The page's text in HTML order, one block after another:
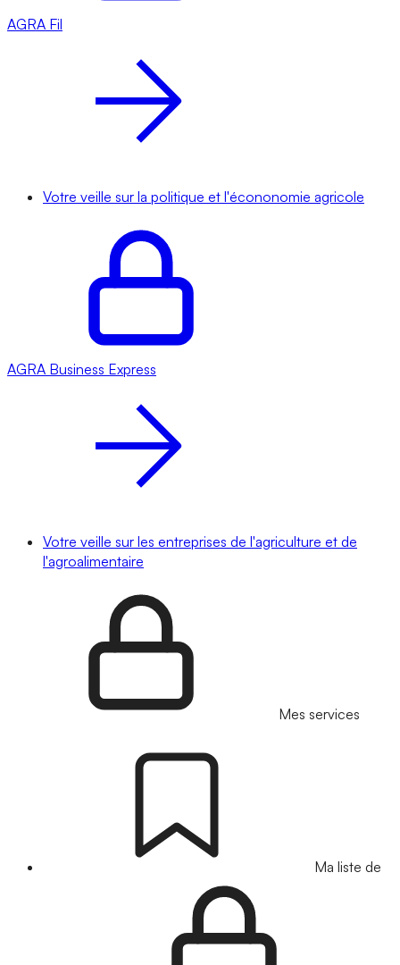
AGRA Fil
Votre veille sur la politique et l'écononomie agricole
AGRA Business Express
Votre veille sur les entreprises de l'agriculture et de
l'agroalimentaire
Mes services
Ma liste de